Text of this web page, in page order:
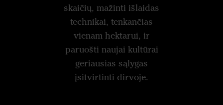
skaičių, mažinti išlaidas
technikai, tenkančias
vienam hektarui, ir
paruošti naujai kultūrai
geriausias sąlygas
įsitvirtinti dirvoje.